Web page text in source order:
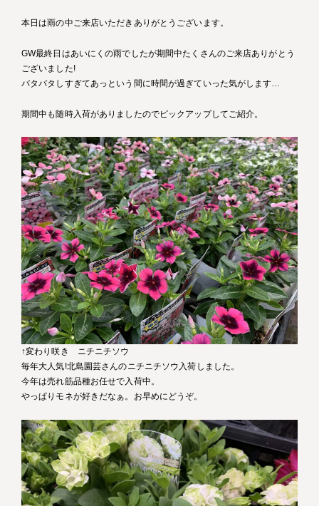
本日は雨の中ご来店いただきありがとうございます。
GW最終日はあいにくの雨でしたが期間中たくさんのご来店ありがとう
ございました!
バタバタしすぎてあっという間に時間が過ぎていった気がします…
期間中も随時入荷がありましたのでピックアップしてご紹介。
↑変わり咲き ニチニチソウ
毎年大人気!北島園芸さんのニチニチソウ入荷しました。
今年は売れ筋品種お任せで入荷中。
やっぱりモネが好きだなぁ。お早めにどうぞ。